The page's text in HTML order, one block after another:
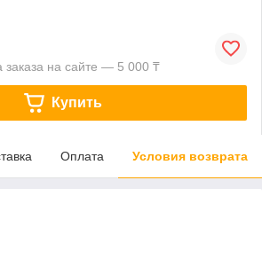
на сайте — 5 000 ₸
Купить
Оплата Условия возврата